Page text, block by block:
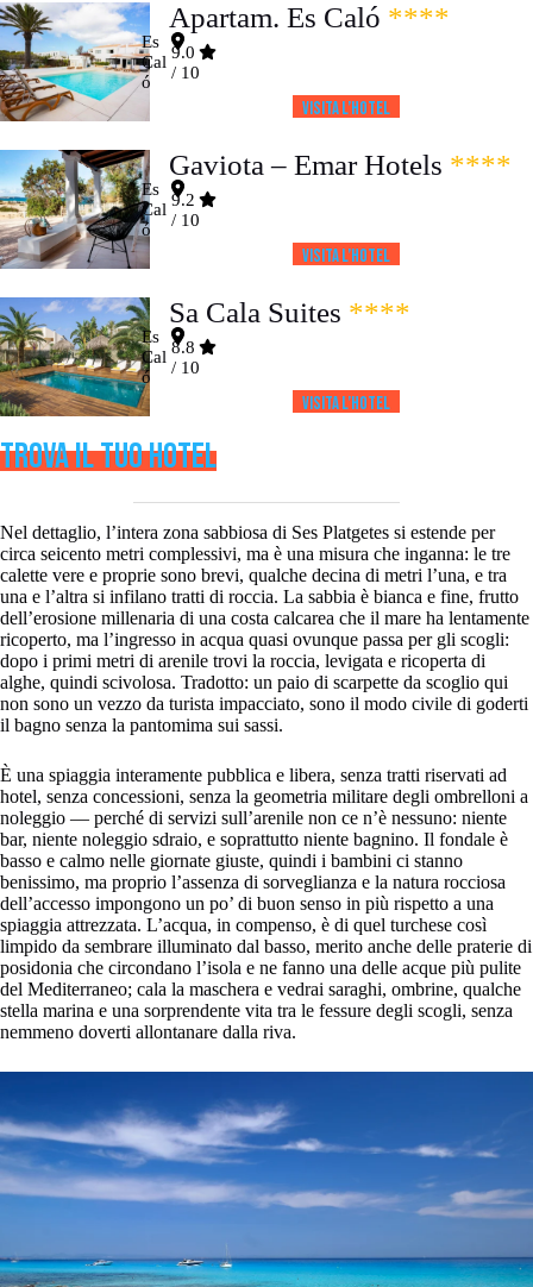
Apartam. Es Caló ****
Es
Cal
ó
9.0
/ 10
Visita l’HOTEL
Gaviota – Emar Hotels ****
Es
Cal
ó
9.2
/ 10
Visita l’HOTEL
Sa Cala Suites ****
Es
Cal
ó
8.8
/ 10
Visita l’HOTEL
TROVA IL TUO HOTEL
Nel dettaglio, l’intera zona sabbiosa di Ses Platgetes si estende per
circa seicento metri complessivi, ma è una misura che inganna: le tre
calette vere e proprie sono brevi, qualche decina di metri l’una, e tra
una e l’altra si infilano tratti di roccia. La sabbia è bianca e fine, frutto
dell’erosione millenaria di una costa calcarea che il mare ha lentamente
ricoperto, ma l’ingresso in acqua quasi ovunque passa per gli scogli:
dopo i primi metri di arenile trovi la roccia, levigata e ricoperta di
alghe, quindi scivolosa. Tradotto: un paio di scarpette da scoglio qui
non sono un vezzo da turista impacciato, sono il modo civile di goderti
il bagno senza la pantomima sui sassi.
È una spiaggia interamente pubblica e libera, senza tratti riservati ad
hotel, senza concessioni, senza la geometria militare degli ombrelloni a
noleggio — perché di servizi sull’arenile non ce n’è nessuno: niente
bar, niente noleggio sdraio, e soprattutto niente bagnino. Il fondale è
basso e calmo nelle giornate giuste, quindi i bambini ci stanno
benissimo, ma proprio l’assenza di sorveglianza e la natura rocciosa
dell’accesso impongono un po’ di buon senso in più rispetto a una
spiaggia attrezzata. L’acqua, in compenso, è di quel turchese così
limpido da sembrare illuminato dal basso, merito anche delle praterie di
posidonia che circondano l’isola e ne fanno una delle acque più pulite
del Mediterraneo; cala la maschera e vedrai saraghi, ombrine, qualche
stella marina e una sorprendente vita tra le fessure degli scogli, senza
nemmeno doverti allontanare dalla riva.